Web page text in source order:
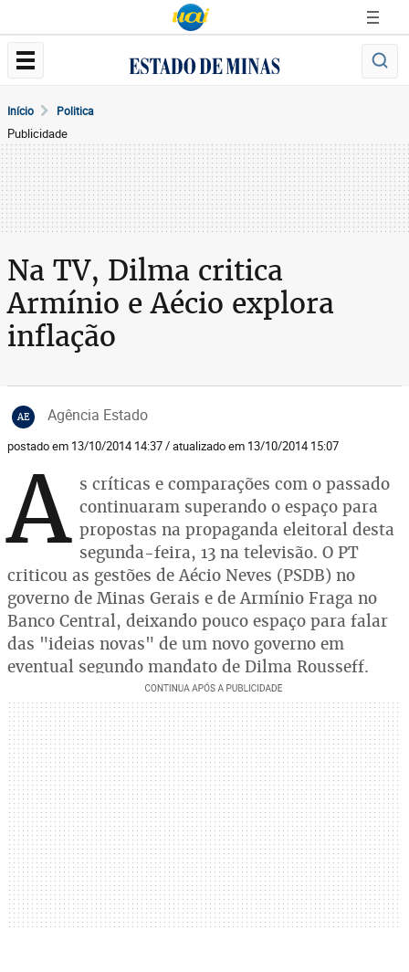
Início Politica
Publicidade
Na TV, Dilma critica
Armínio e Aécio explora
inflação
AE Agência Estado
postado em 13/10/2014 14:37 / atualizado em 13/10/2014 15:07
A s críticas e comparações com o passado
continuaram superando o espaço para
propostas na propaganda eleitoral desta
segunda-feira, 13 na televisão. O PT
criticou as gestões de Aécio Neves (PSDB) no
governo de Minas Gerais e de Armínio Fraga no
Banco Central, deixando pouco espaço para falar
das "ideias novas" de um novo governo em
eventual segundo mandato de Dilma Rousseff.